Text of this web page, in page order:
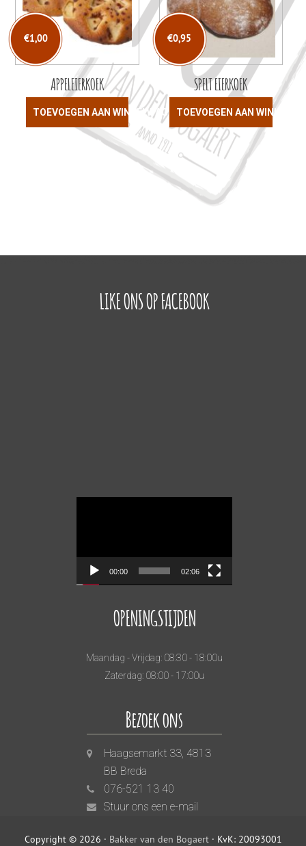
APPELEIERKOEK
€1,00
TOEVOEGEN AAN WINKELWAGEN
SPELT EIERKOEK
€0,95
TOEVOEGEN AAN
LIKE ONS OP FACEBOOK
00:00 02:06
OPENINGSTIJDEN
Maandag - Vrijdag: 08:30 - 18:00u
Zaterdag: 08:00 - 17:00u
Bezoek ons
Haagsemarkt 33, 4813
BB Breda
076-521 13 40
Stuur ons een e-mail
Copyright © 2026 · Bakker van den Bogaert· KvK: 20093001